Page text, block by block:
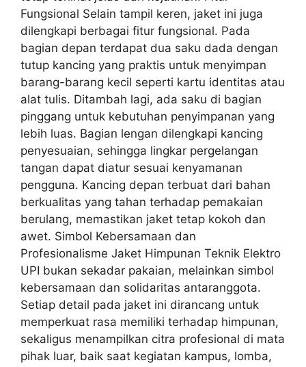
Fungsional Selain tampil keren, jaket ini juga
dilengkapi berbagai fitur fungsional. Pada
bagian depan terdapat dua saku dada dengan
tutup kancing yang praktis untuk menyimpan
barang-barang kecil seperti kartu identitas atau
alat tulis. Ditambah lagi, ada saku di bagian
pinggang untuk kebutuhan penyimpanan yang
lebih luas. Bagian lengan dilengkapi kancing
penyesuaian, sehingga lingkar pergelangan
tangan dapat diatur sesuai kenyamanan
pengguna. Kancing depan terbuat dari bahan
berkualitas yang tahan terhadap pemakaian
berulang, memastikan jaket tetap kokoh dan
awet. Simbol Kebersamaan dan
Profesionalisme Jaket Himpunan Teknik Elektro
UPI bukan sekadar pakaian, melainkan simbol
kebersamaan dan solidaritas antaranggota.
Setiap detail pada jaket ini dirancang untuk
memperkuat rasa memiliki terhadap himpunan,
sekaligus menampilkan citra profesional di mata
pihak luar, baik saat kegiatan kampus, lomba,